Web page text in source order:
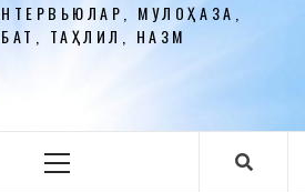
МУЛОҲАЗА,
ТАҲЛИЛ, НАЗМ
меню